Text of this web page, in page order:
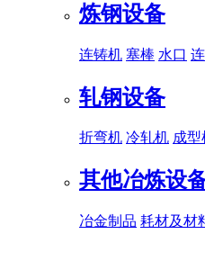
炼钢设备
连铸机 塞棒 水口
轧钢设备
折弯机 冷轧机 成型
其他冶炼设
冶金制品 耗材及材